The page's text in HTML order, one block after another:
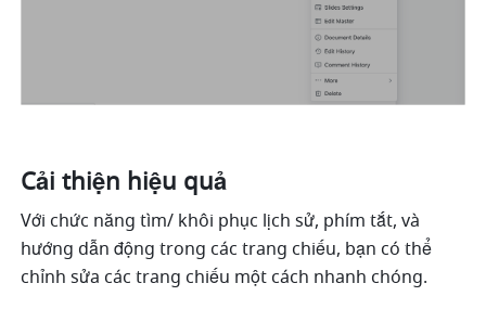
Cải thiện hiệu quả
Với chức năng tìm/ khôi phục lịch sử, phím tắt, và
hướng dẫn động trong các trang chiếu, bạn có thể
chỉnh sửa các trang chiếu một cách nhanh chóng.